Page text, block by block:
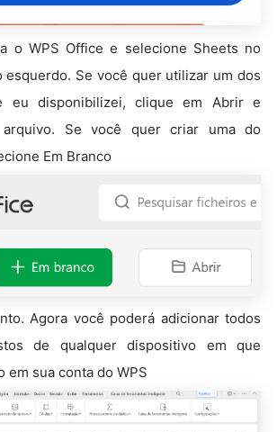
o WPS Office e selecione Sheets no
esquerdo. Se você quer utilizar um dos
eu disponibilizei, clique em Abrir e
Se você quer criar uma do
Em Branco
Agora você poderá adicionar todos
de qualquer dispositivo em que
em sua conta do WPS